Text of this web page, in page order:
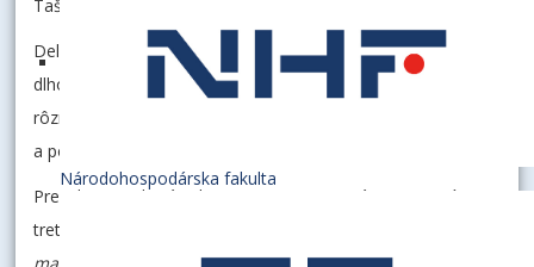
Národohospodárska fakulta
Taškente a Samarkande.
Delegácia vo všetkých mestách navštívila aj Centrá
dlhovekosti a stretla sa so seniormi, ktorí sa tam venujú
rôznym záľubám ako je spev, tanec, maľovanie, šport
a pod.
Prezident medzinárodnej svetovej organizácie Univerzít
tretieho veku AIUTA, prof. Francois Vellas, povedal: „